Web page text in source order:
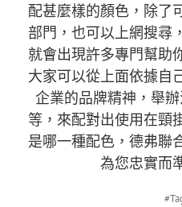
配甚麼樣的顏色，除了
部門，也可以上網搜尋
就會出現許多專門幫助
大家可以從上面依據自
企業的品牌精神，舉
等，來配對出使用在頸
是哪一種配色，德弗聯
為您忠實而